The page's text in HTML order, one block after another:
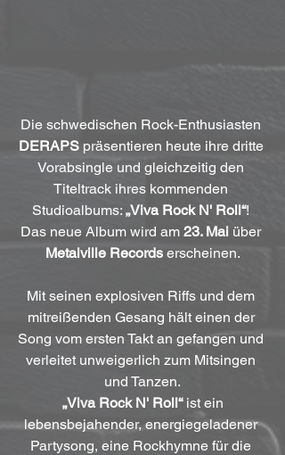
Die schwedischen Rock-Enthusiasten
DERAPS präsentieren heute ihre dritte
Vorabsingle und gleichzeitig den
Titeltrack ihres kommenden
Studioalbums: „Viva Rock N' Roll“!
Das neue Album wird am 23. Mai über
Metalville Records erscheinen.
Mit seinen explosiven Riffs und dem
mitreißenden Gesang hält einen der
Song vom ersten Takt an gefangen und
verleitet unweigerlich zum Mitsingen
und Tanzen.
„Viva Rock N' Roll“ ist ein
lebensbejahender, energiegeladener
Partysong, eine Rockhymne für die